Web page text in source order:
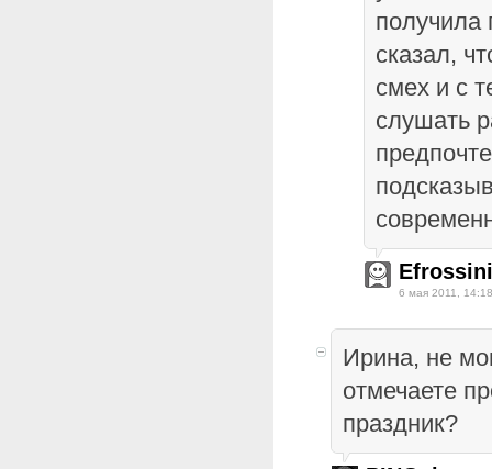
сказал,
смех и с
слушать
6 мая 2011, 14:18
Ирина, не
отмечаете
праздник?